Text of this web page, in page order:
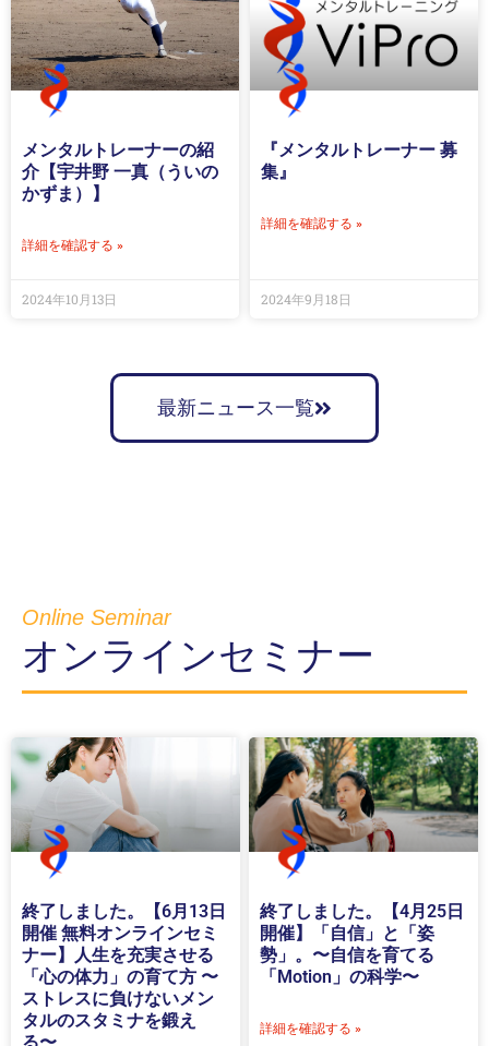
メンタルトレーナーの紹
介【宇井野 一真（ういの
かずま）】
詳細を確認する »
2024年10月13日
『メンタルトレーナー 募
集』
詳細を確認する »
2024年9月18日
最新ニュース一覧
Online Seminar
オンラインセミナー
終了しました。【6月13日
開催 無料オンラインセミ
ナー】人生を充実させる
「心の体力」の育て方 〜
ストレスに負けないメン
タルのスタミナを鍛え
終了しました。【4月25日
開催】「自信」と「姿
勢」。〜自信を育てる
「Motion」の科学〜
詳細を確認する »